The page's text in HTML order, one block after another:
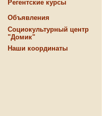
Регентские курсы
Объявления
Социокультурный центр
"Домик"
Наши координаты